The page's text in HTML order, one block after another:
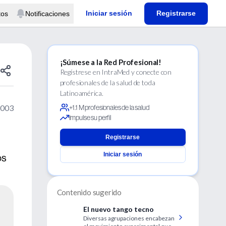
Notificaciones Iniciar sesión Registrarse
¡Súmese a la Red Profesional!
Regístrese en IntraMed y conecte con
profesionales de la salud de toda
Latinoamérica.
+1.1 M profesionales de la salud
Impulse su perfil
Registrarse
Iniciar sesión
Contenido sugerido
El nuevo tango tecno
Diversas agrupaciones encabezan